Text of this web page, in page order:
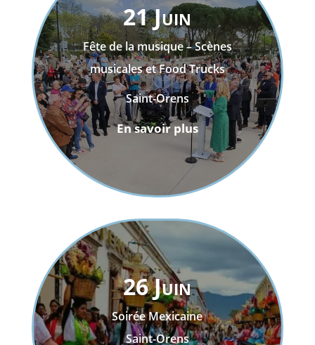
21 Juin
Fête de la musique – Scènes
musicales et Food Trucks
Saint-Orens
En savoir plus
26 Juin
Soirée Mexicaine
Saint-Orens